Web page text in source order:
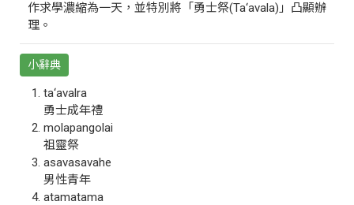
作求學濃縮為一天，並特別將「勇士祭(Ta‘avala)」凸顯辦
理。
小辭典
ta‘avalra
勇士成年禮
molapangolai
祖靈祭
asavasavahe
男性青年
atamatama